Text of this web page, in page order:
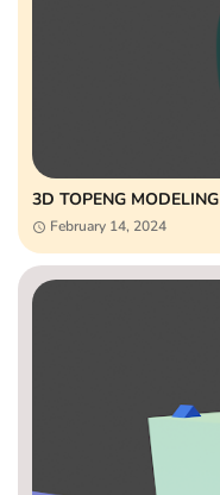
3D TOPENG MODELING
February 14, 2024